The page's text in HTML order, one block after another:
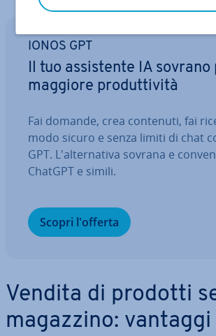
IONOS GPT
Il tuo as­si­sten­te IA sovrano
maggiore pro­dut­ti­vi­tà
Fai domande, crea contenuti, fai
modo sicuro e senza limiti di chat
GPT. L'al­ter­na­ti­va sovrana e
ChatGPT e simili.
Scopri l'offerta
Vendita di prodotti
magazzino: vantaggi